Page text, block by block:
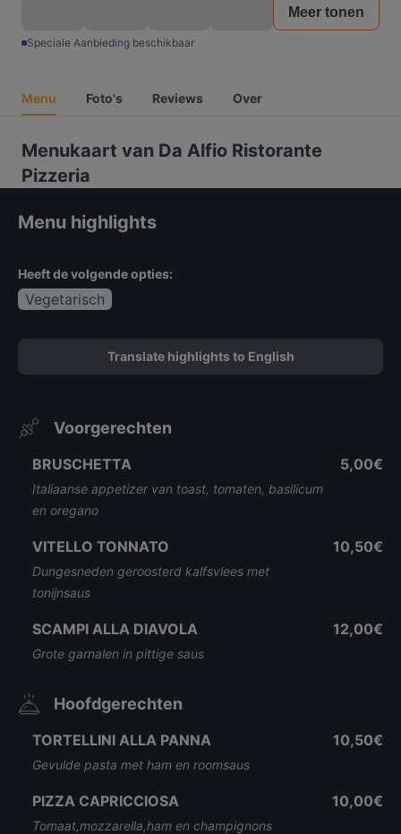
Meer tonen
Speciale Aanbieding beschikbaar
Menu Foto's Reviews Over
Menukaart van Da Alfio Ristorante
Pizzeria
Menu highlights
Heeft de volgende opties:
Vegetarisch
Translate highlights to English
Voorgerechten
BRUSCHETTA
Italiaanse appetizer van toast, tomaten, basilicum
en oregano
5,00€
VITELLO TONNATO
Dungesneden geroosterd kalfsvlees met
tonijnsaus
10,50€
SCAMPI ALLA DIAVOLA
Grote garnalen in pittige saus
12,00€
Hoofdgerechten
TORTELLINI ALLA PANNA
Gevulde pasta met ham en roomsaus
10,50€
PIZZA CAPRICCIOSA
Tomaat,mozzarella,ham en champignons
10,00€